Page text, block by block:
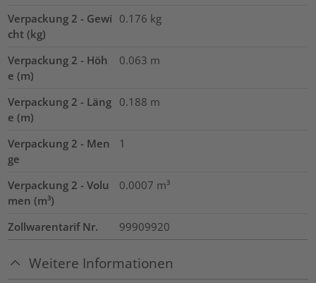
Verpackung 2 - Gewi
cht (kg)
0.176 kg
Verpackung 2 - Höh
e (m)
0.063 m
Verpackung 2 - Läng
e (m)
0.188 m
Verpackung 2 - Men
ge
1
Verpackung 2 - Volu
men (m³)
0.0007 m³
Zollwarentarif Nr. 99909920
Weitere Informationen